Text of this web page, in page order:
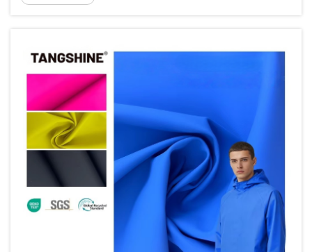
importanti ħafna fl-industrija tal-moda.